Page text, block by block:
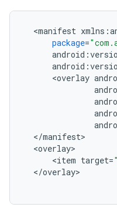
<manifest xmlns :
package=
android :
android :
<overlay
</manifest
<overlay
<item target=
</overlay